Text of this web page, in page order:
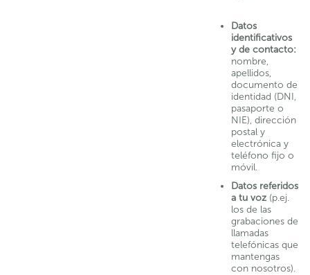
Datos
identificativos
y de contacto:
nombre,
apellidos,
documento de
identidad (DNI,
pasaporte o
NIE), dirección
postal y
electrónica y
teléfono fijo o
móvil.
Datos referidos
a tu voz (p.ej.
los de las
grabaciones de
llamadas
telefónicas que
mantengas
con nosotros).